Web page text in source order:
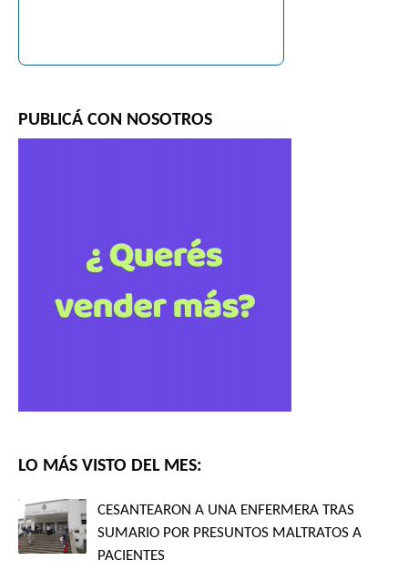
PUBLICÁ CON NOSOTROS
LO MÁS VISTO DEL MES:
CESANTEARON A UNA ENFERMERA TRAS
SUMARIO POR PRESUNTOS MALTRATOS A
PACIENTES